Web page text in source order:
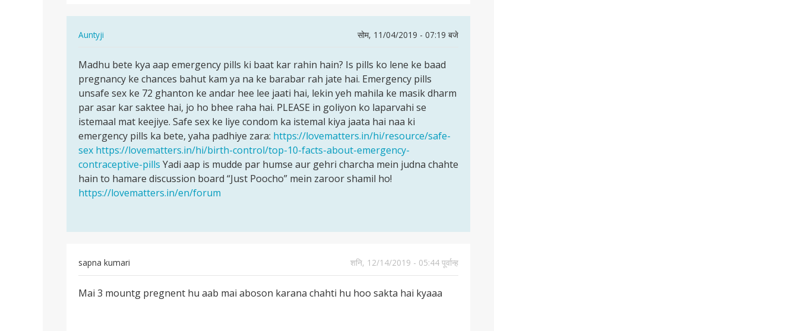
Auntyji
सोम, 11/04/2019 - 07:19 बजे
to
Mene
apne
bf
k
sath
bina…
by
Madhu
Madhu
bete
kya
aap
emergency…
Madhu bete kya aap emergency pills ki baat kar rahin hain? Is pills ko lene ke baad
pregnancy ke chances bahut kam ya na ke barabar rah jate hai. Emergency pills
unsafe sex ke 72 ghanton ke andar hee lee jaati hai, lekin yeh mahila ke masik dharm
par asar kar saktee hai, jo ho bhee raha hai. PLEASE in goliyon ko laparvahi se
istemaal mat keejiye. Safe sex ke liye condom ka istemal kiya jaata hai naa ki
emergency pills ka bete, yaha padhiye zara: https://lovematters.in/hi/resource/safe-
sex https://lovematters.in/hi/birth-control/top-10-facts-about-emergency-
contraceptive-pills Yadi aap is mudde par humse aur gehri charcha mein judna chahte
hain to hamare discussion board “Just Poocho” mein zaroor shamil ho!
https://lovematters.in/en/forum
sapna kumari
शनि, 12/14/2019 - 05:44 पूर्वान्ह
Mai
Mai 3 mountg pregnent hu aab mai aboson karana chahti hu hoo sakta hai kyaaa